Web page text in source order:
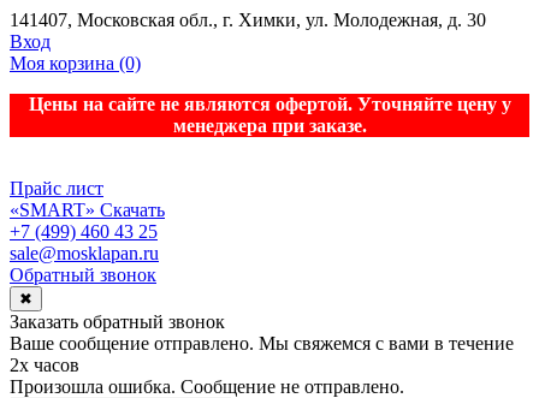
141407, Московская обл., г. Химки, ул. Молодежная, д. 30
Вход
Моя корзина (0)
Цены на сайте не являются офертой. Уточняйте цену у
менеджера при заказе.
Прайс лист
«SMART» Скачать
+7 (499) 460 43 25
sale@mosklapan.ru
Обратный звонок
✖
Заказать обратный звонок
Ваше сообщение отправлено. Мы свяжемся с вами в течение
2х часов
Произошла ошибка. Сообщение не отправлено.